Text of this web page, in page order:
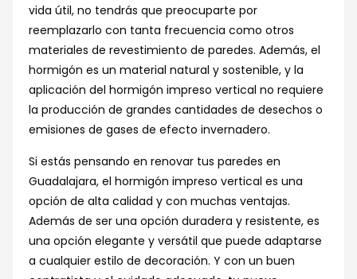
vida útil, no tendrás que preocuparte por
reemplazarlo con tanta frecuencia como otros
materiales de revestimiento de paredes. Además, el
hormigón es un material natural y sostenible, y la
aplicación del hormigón impreso vertical no requiere
la producción de grandes cantidades de desechos o
emisiones de gases de efecto invernadero.
Si estás pensando en renovar tus paredes en
Guadalajara, el hormigón impreso vertical es una
opción de alta calidad y con muchas ventajas.
Además de ser una opción duradera y resistente, es
una opción elegante y versátil que puede adaptarse
a cualquier estilo de decoración. Y con un buen